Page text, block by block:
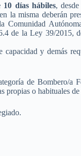
10 días hábiles,
la misma deberán
de la Ley 39/2015,
y demás
de Bombero/a
propias o habituales